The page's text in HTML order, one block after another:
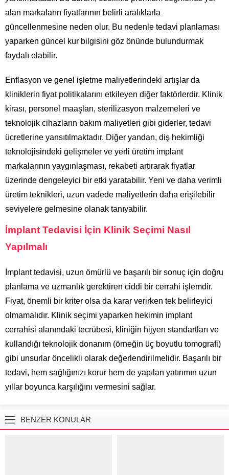
alan markaların fiyatlarının belirli aralıklarla
güncellenmesine neden olur. Bu nedenle tedavi planlaması
yaparken güncel kur bilgisini göz önünde bulundurmak
faydalı olabilir.
Enflasyon ve genel işletme maliyetlerindeki artışlar da
kliniklerin fiyat politikalarını etkileyen diğer faktörlerdir. Klinik
kirası, personel maaşları, sterilizasyon malzemeleri ve
teknolojik cihazların bakım maliyetleri gibi giderler, tedavi
ücretlerine yansıtılmaktadır. Diğer yandan, diş hekimliği
teknolojisindeki gelişmeler ve yerli üretim implant
markalarının yaygınlaşması, rekabeti artırarak fiyatlar
üzerinde dengeleyici bir etki yaratabilir. Yeni ve daha verimli
üretim teknikleri, uzun vadede maliyetlerin daha erişilebilir
seviyelere gelmesine olanak tanıyabilir.
İmplant Tedavisi İçin Klinik Seçimi Nasıl
Yapılmalı
İmplant tedavisi, uzun ömürlü ve başarılı bir sonuç için doğru
planlama ve uzmanlık gerektiren ciddi bir cerrahi işlemdir.
Fiyat, önemli bir kriter olsa da karar verirken tek belirleyici
olmamalıdır. Klinik seçimi yaparken hekimin implant
cerrahisi alanındaki tecrübesi, kliniğin hijyen standartları ve
kullandığı teknolojik donanım (örneğin üç boyutlu tomografi)
gibi unsurlar öncelikli olarak değerlendirilmelidir. Başarılı bir
tedavi, hem sağlığınızı korur hem de yapılan yatırımın uzun
yıllar boyunca karşılığını vermesini sağlar.
BENZER KONULAR